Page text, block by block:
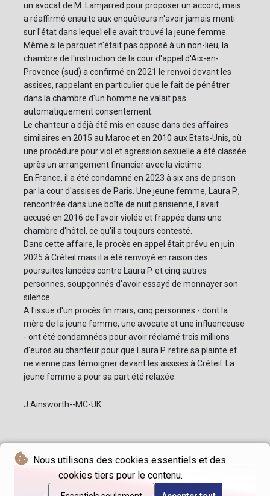
Nous utilisons des cookies essentiels et des
cookies tiers pour le contenu.
un avocat de M. Lamjarred pour proposer un accord, mais
a réaffirmé ensuite aux enquêteurs n'avoir jamais menti
sur l'état dans lequel elle avait trouvé la jeune femme.
Même si le parquet n'était pas opposé à un non-lieu, la
chambre de l'instruction de la cour d'appel d'Aix-en-
Provence (sud) a confirmé en 2021 le renvoi devant les
assises, rappelant en particulier que le fait de pénétrer
dans la chambre d'un homme ne valait pas
automatiquement consentement.
Le chanteur a déjà été mis en cause dans des affaires
similaires en 2015 au Maroc et en 2010 aux Etats-Unis, où
une procédure pour viol et agression sexuelle a été classée
après un arrangement financier avec la victime.
En France, il a été condamné en 2023 à six ans de prison
par la cour d'assises de Paris. Une jeune femme, Laura P.,
rencontrée dans une boîte de nuit parisienne, l'avait
accusé en 2016 de l'avoir violée et frappée dans une
chambre d'hôtel, ce qu'il a toujours contesté.
Dans cette affaire, le procès en appel était prévu en juin
2025 à Créteil mais il a été renvoyé en raison des
poursuites lancées contre Laura P. et cinq autres
personnes, soupçonnés d'avoir essayé de monnayer son
silence.
A l'issue d'un procès fin mars, cinq personnes - dont la
mère de la jeune femme, une avocate et une influenceuse
- ont été condamnées pour avoir réclamé trois millions
d'euros au chanteur pour que Laura P. retire sa plainte et
ne vienne pas témoigner devant les assises à Créteil. La
jeune femme a pour sa part été relaxée.
J.Ainsworth--MC-UK